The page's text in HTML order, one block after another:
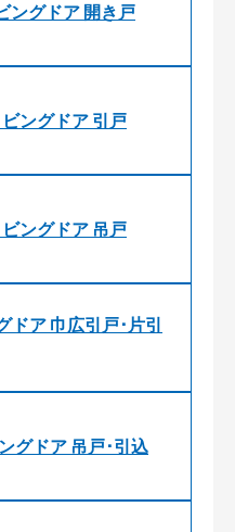
グドア 開き戸
ングドア 引戸
ングドア 吊戸
ア 巾広引戸･片引
グドア 吊戸･引込